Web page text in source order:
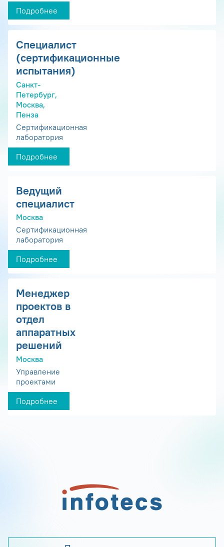
Подробнее
Специалист
(сертификационные
испытания)
Санкт-
Петербург,
Москва,
Пенза
Сертификационная
лаборатория
Подробнее
Ведущий
специалист
Москва
Сертификационная
лаборатория
Подробнее
Менеджер
проектов в
отдел
аппаратных
решений
Москва
Управление
проектами
Подробнее